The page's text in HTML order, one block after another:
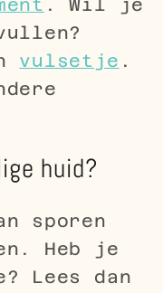
. Wil je
vulsetje .
huid?
sporen
Heb je
Lees dan